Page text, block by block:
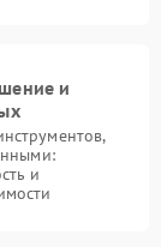
и
и